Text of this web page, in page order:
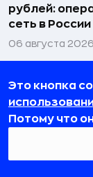
рублей:
сеть в России
06 августа
Это кнопка
Потому что